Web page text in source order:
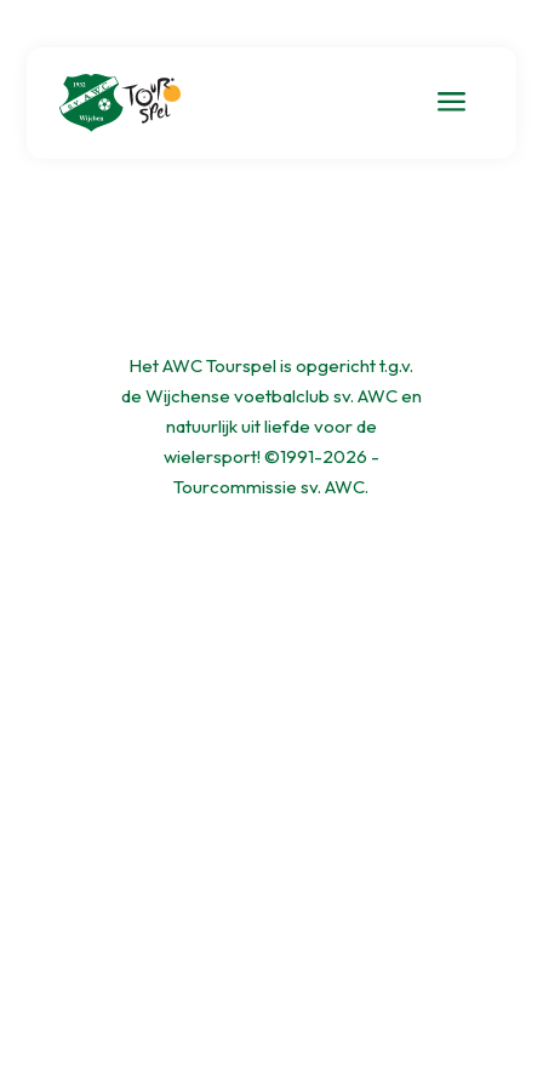
a
Het AWC Tourspel is opgericht t.g.v.
de Wijchense voetbalclub sv. AWC en
natuurlijk uit liefde voor de
wielersport! ©1991-2026 -
Tourcommissie sv. AWC.